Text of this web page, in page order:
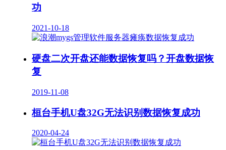
功
2021-10-18
硬盘二次开盘还能数据恢复吗？开盘数据恢
复
2019-11-08
桓台手机U盘32G无法识别数据恢复成功
2020-04-24